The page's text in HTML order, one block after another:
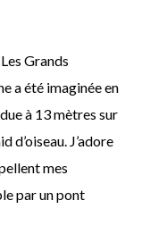
Grands
a été imaginée en
à 13 mètres sur
d’oiseau. J’adore
mes
par un pont